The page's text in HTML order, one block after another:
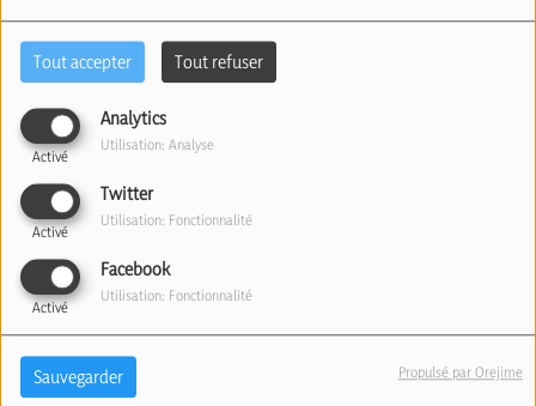
Tout accepter Tout refuser
Analytics
Activé
Utilisation: Analyse
Twitter
Activé
Utilisation: Fonctionnalité
Facebook
Activé
Utilisation: Fonctionnalité
Sauvegarder Propulsé par Orejime
Une large délégation de familles d’otages est